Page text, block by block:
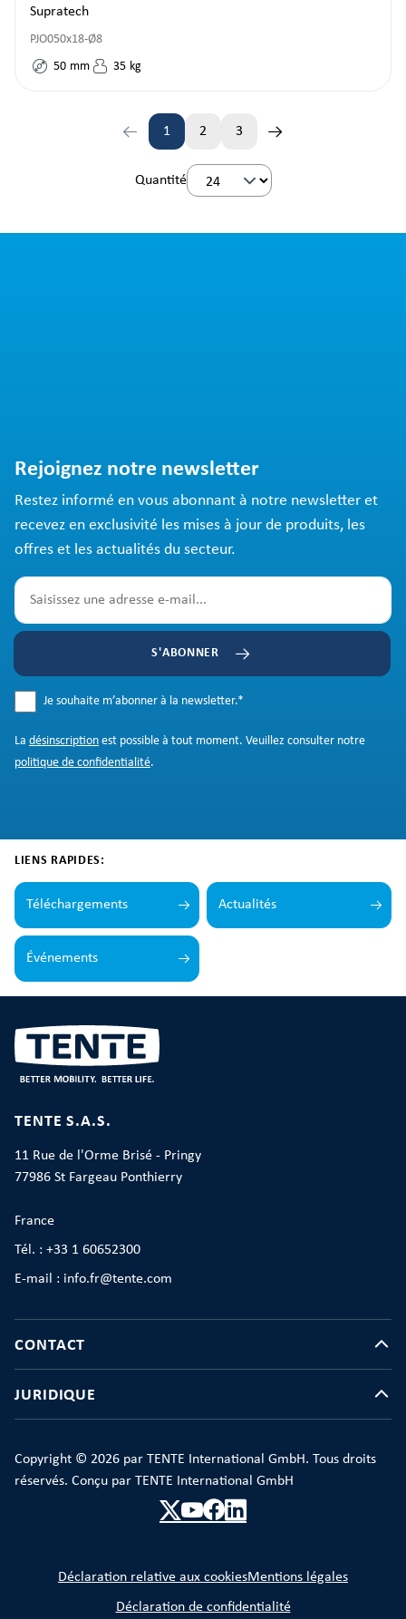
Supratech
PJO050x18-Ø8
50 mm 35 kg
Page
1 2 3
Quantité
Rejoignez notre newsletter
Restez informé en vous abonnant à notre newsletter et
recevez en exclusivité les mises à jour de produits, les
offres et les actualités du secteur.
S'ABONNER
Je souhaite m’abonner à la newsletter.*
La désinscription est possible à tout moment. Veuillez consulter notre
politique de confidentialité.
LIENS RAPIDES:
Téléchargements Actualités
Événements
TENTE S.A.S.
11 Rue de l'Orme Brisé - Pringy
77986 St Fargeau Ponthierry
France
Tél. : +33 1 60652300
E-mail : info.fr@tente.com
CONTACT
JURIDIQUE
Copyright © 2026 par TENTE International GmbH. Tous droits
réservés. Conçu par TENTE International GmbH
Déclaration relative aux cookiesMentions légales
Déclaration de confidentialité